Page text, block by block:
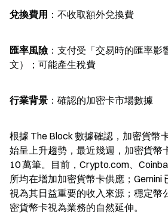
兌換費用 ：不收取額外兌換費
匯率風險 ：支付受「交易時的匯率影
文）；可能產生稅費
行業背景 ：確認的加密卡市場數據
根據 The Block 數據確認，加密貨幣
始呈上升趨勢，最近幾週，加密貨幣
10 萬筆。目前，Crypto.com、
所均在增加加密貨幣卡供應；Gemini
視為其日益重要的收入來源；穩定幣
密貨幣卡視為業務的自然延伸。